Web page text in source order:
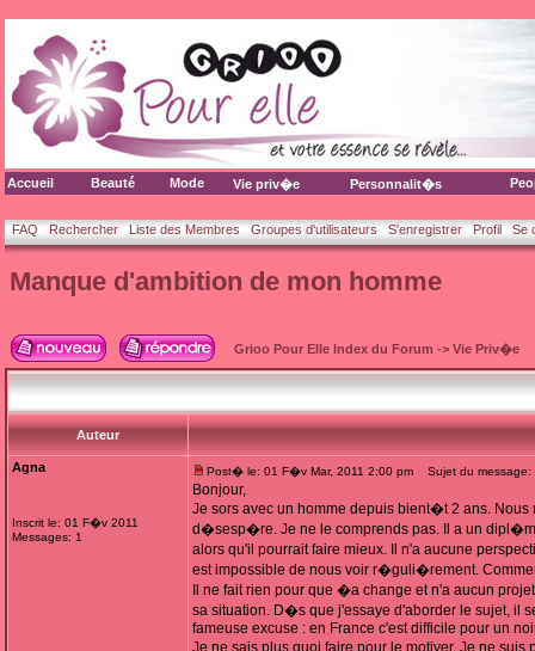
Accueil Beauté Mode Vie priv�e Personnalit�s
FAQ Rechercher Liste des Membres Groupes d'utilisateurs S'enregistrer Profil Se
Manque d'ambition de mon homme
Grioo Pour Elle Index du Forum -> Vie Priv�e
Auteur
Agna
Inscrit le: 01 F�v 2011
Messages: 1
Post� le: 01 F�v Mar, 2011 2:00 pm Sujet du message:
Bonjour,
Je sors avec un homme depuis bient�t 2 ans.
d�sesp�re. Je ne le comprends pas. Il a un
alors qu'il pourrait faire mieux. Il n'a aucune
est impossible de nous voir r�guli�rement.
Il ne fait rien pour que �a change et n'a aucun
sa situation. D�s que j'essaye d'aborder le sujet, il
fameuse excuse : en France c'est difficile pour un
Je ne sais plus quoi faire pour le motiver. Je ne